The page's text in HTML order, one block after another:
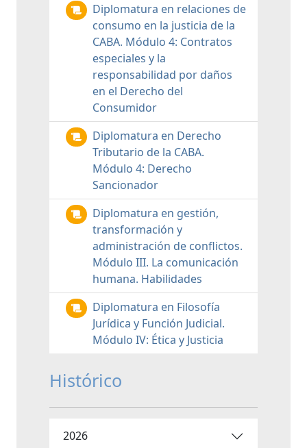
Diplomatura en relaciones de
consumo en la justicia de la
CABA. Módulo 4: Contratos
especiales y la
responsabilidad por daños
en el Derecho del
Consumidor
Diplomatura en Derecho
Tributario de la CABA.
Módulo 4: Derecho
Sancionador
Diplomatura en gestión,
transformación y
administración de conflictos.
Módulo III. La comunicación
humana. Habilidades
Diplomatura en Filosofía
Jurídica y Función Judicial.
Módulo IV: Ética y Justicia
Histórico
2026